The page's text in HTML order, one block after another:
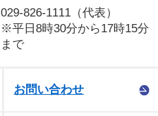
029-826-1111（代表）
※平日8時30分から17時15分
まで
お問い合わせ